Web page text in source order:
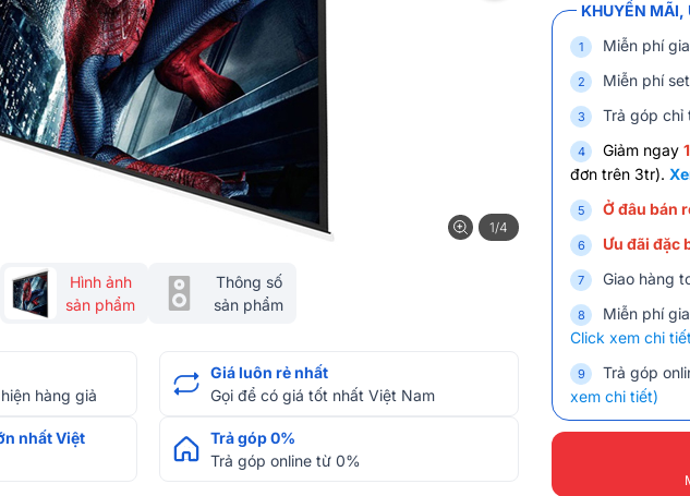
1/4
Hình ảnh
sản phẩm
Thông số
sản phẩm
hàng giả
Giá luôn rẻ nhất
Gọi để có giá tốt nhất Việt Nam
nhất Việt
Trả góp 0%
Trả góp online từ 0%
KHUYẾN MÃI,
Miễn phí
Miễn phí
Trả góp chỉ
Giảm ngay
đơn trên 3tr).
Ở đâu bán
Ưu đãi đặc
Giao hàng
Miễn phí
Click xem chi tiết
Trả góp
xem chi tiết)